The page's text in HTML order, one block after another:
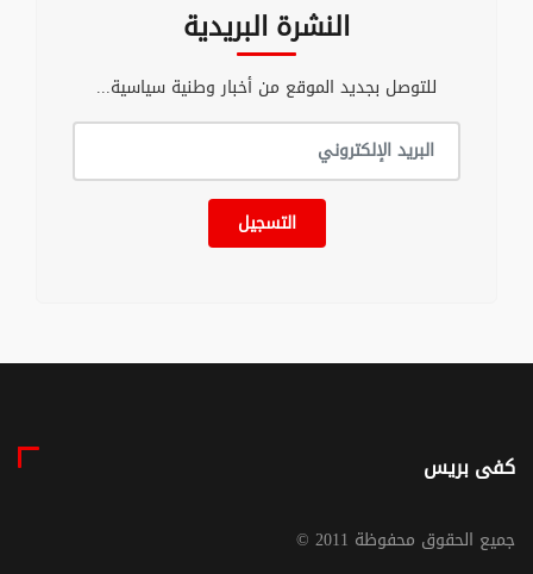
النشرة البريدية
للتوصل بجديد الموقع من أخبار وطنية سياسية...
التسجيل
كفى بريس
© جميع الحقوق محفوظة 2011